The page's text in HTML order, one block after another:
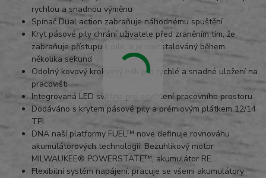
rychlou a snadnou výměnu
Spínač Dual action zabraňuje náhodnému spuštění
Kryt pásové pily chrání uživatele před zraněním tím, že
zabraňuje přístupu k pile, a je nainstalováný během
několika sekund
Odolný kovový krokvový hák pro rychlé a snadné uložení na
pracovišti
Integrovaná LED svítilna pro osvětlení pracovního prostoru
Dodáváno s krytem pásové pily a prémiovým plátkem 12/14
TPI
DNA naší platformy FUEL™ nove definuje rovnováhu
akumulátorových technologií. Bezuhlíkový motor
MILWAUKEE® POWERSTATE™, akumulátor RE
Flexibilní systém napájení: pracuje se všemi akumulátory